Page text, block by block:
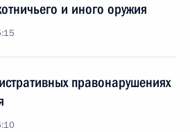
и иного оружия
правонарушениях